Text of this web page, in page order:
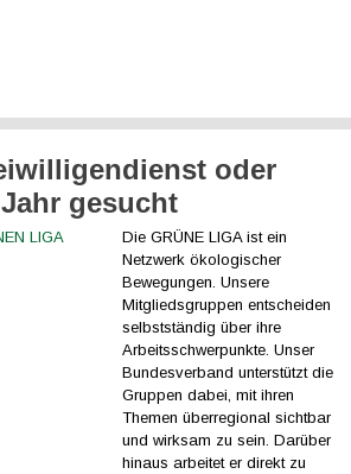
oder
gesucht
Die GRÜNE LIGA ist ein
Netzwerk ökologischer
Bewegungen. Unsere
Mitgliedsgruppen entscheiden
selbstständig über ihre
Arbeitsschwerpunkte. Unser
Bundesverband unterstützt die
Gruppen dabei, mit ihren
Themen überregional sichtbar
und wirksam zu sein. Darüber
hinaus arbeitet er direkt zu